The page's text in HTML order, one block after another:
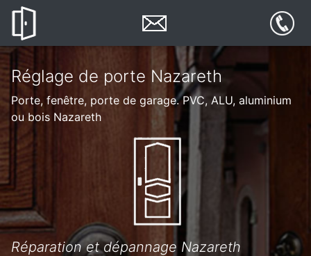
Réglage de porte Nazareth
Porte, fenêtre, porte de garage. PVC, ALU, aluminium
ou bois Nazareth
Réparation et dépannage Nazareth